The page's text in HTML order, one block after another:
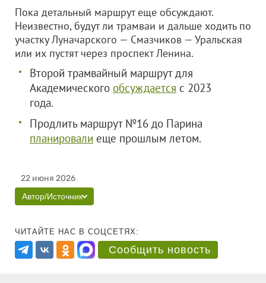
Пока детальный маршрут еще обсуждают.
Неизвестно, будут ли трамваи и дальше ходить по
участку Луначарского — Смазчиков — Уральская
или их пустят через проспект Ленина.
Второй трамвайный маршрут для
Академического обсуждается с 2023
года.
Продлить маршрут №16 до Парина
планировали еще прошлым летом.
22 июня 2026
Автор/Источник
ЧИТАЙТЕ НАС В СОЦСЕТЯХ:
Сообщить новость